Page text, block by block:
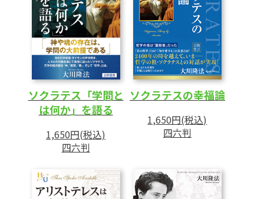
ソクラテス「学問と
は何か」を語る
1,650円(税込)
四六判
ソクラテスの幸福論
1,650円(税込)
四六判